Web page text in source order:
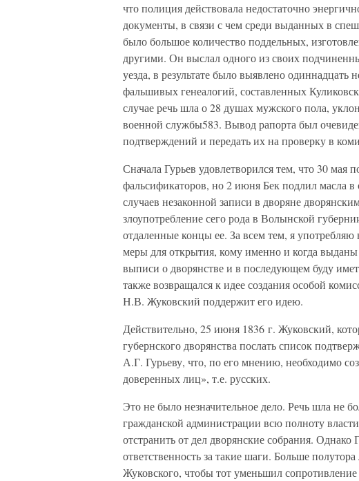
что полиция действовала недостаточно
документы, в связи с чем среди выданных в
было большое количество поддельных,
другими. Он выслал одного из своих
уезда, в результате было выявлено одиннадцать
фальшивых генеалогий, составленных
случае речь шла о 28 душах мужского пола,
военной службы583. Вывод рапорта был
подтверждений и передать их на проверку в
Сначала Гурьев удовлетворился тем, что 30 мая
фальсификаторов, но 2 июня Бек подлил масла
случаев незаконной записи в дворяне
злоупотребление сего рода в Волынской
отдаленные концы ее. За всем тем, я
меры для открытия, кому именно и когда
выписи о дворянстве и в последующем буду
также возвращался к идее создания особой
Н.В. Жуковский поддержит его идею.
Действительно, 25 июня 1836 г. Жуковский,
губернского дворянства послать список
А.Г. Гурьеву, что, по его мнению, необходимо
доверенных лиц», т.е. русских.
Это не было незначительное дело. Речь шла не
гражданской администрации всю полноту
отстранить от дел дворянские собрания. Однако
ответственность за такие шаги. Больше
Жуковского, чтобы тот уменьшил